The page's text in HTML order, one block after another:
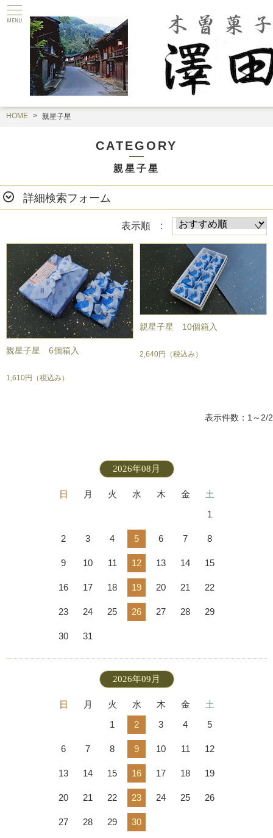
HOME 親星子星
CATEGORY
親星子星
詳細検索フォーム
表示順 :
親星子星 6個箱入
1,610円 （税込み）
親星子星 10個箱入
2,640円 （税込み）
表示件数：1～2/2
2026年08月
日 月 火 水 木 金
土
1
2 3 4 5 6 7 8
9 10 11 12 13 14 15
16 17 18 19 20 21 22
23 24 25 26 27 28 29
30 31
2026年09月
日 月 火 水 木 金
土
1
2 3 4 5
6 7 8 9 10 11 12
13 14 15 16 17 18 19
20 21 22 23 24 25 26
27 28 29 30